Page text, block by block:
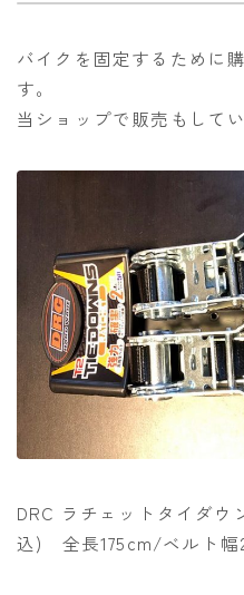
バイクを固定するために
す。
当ショップで販売もしてい
DRC ラチェットタイダウ
込) 全長175cm/ベルト幅